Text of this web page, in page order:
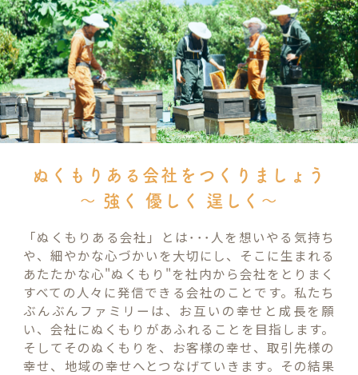
ぬくもりある会社をつくりましょう
～ 強く 優しく 逞しく～
「ぬくもりある会社」とは･･･人を想いやる気持ち
や、細やかな心づかいを大切にし、そこに生まれる
あたたかな心"ぬくもり"を社内から会社をとりまく
すべての人々に発信できる会社のことです。私たち
ぶんぶんファミリーは、お互いの幸せと成長を願
い、会社にぬくもりがあふれることを目指します。
そしてそのぬくもりを、お客様の幸せ、取引先様の
幸せ、地域の幸せへとつなげていきます。その結果